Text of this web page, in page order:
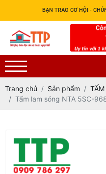
BẠN TRAO CƠ HỘI -
Trang chủ Sản phẩm
Tấm lam sóng NTA 5SC-